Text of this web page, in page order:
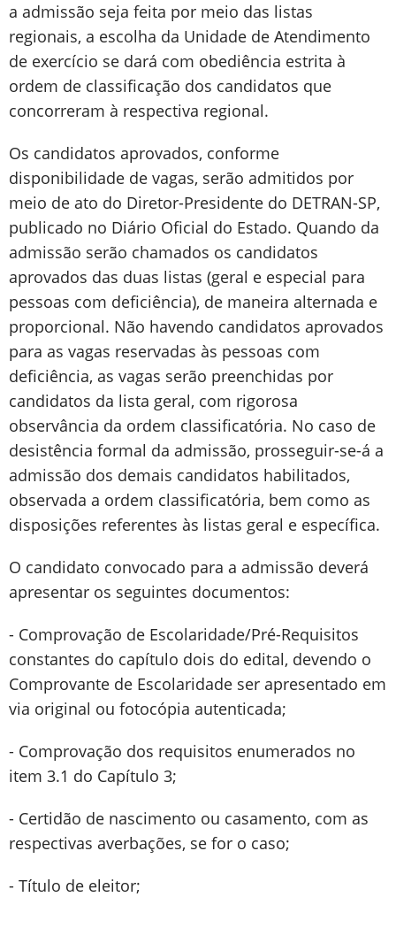
a admissão seja feita por meio das listas
regionais, a escolha da Unidade de Atendimento
de exercício se dará com obediência estrita à
ordem de classificação dos candidatos que
concorreram à respectiva regional.
Os candidatos aprovados, conforme
disponibilidade de vagas, serão admitidos por
meio de ato do Diretor-Presidente do DETRAN-SP,
publicado no Diário Oficial do Estado. Quando da
admissão serão chamados os candidatos
aprovados das duas listas (geral e especial para
pessoas com deficiência), de maneira alternada e
proporcional. Não havendo candidatos aprovados
para as vagas reservadas às pessoas com
deficiência, as vagas serão preenchidas por
candidatos da lista geral, com rigorosa
observância da ordem classificatória. No caso de
desistência formal da admissão, prosseguir-se-á a
admissão dos demais candidatos habilitados,
observada a ordem classificatória, bem como as
disposições referentes às listas geral e específica.
O candidato convocado para a admissão deverá
apresentar os seguintes documentos:
- Comprovação de Escolaridade/Pré-Requisitos
constantes do capítulo dois do edital, devendo o
Comprovante de Escolaridade ser apresentado em
via original ou fotocópia autenticada;
- Comprovação dos requisitos enumerados no
item 3.1 do Capítulo 3;
- Certidão de nascimento ou casamento, com as
respectivas averbações, se for o caso;
- Título de eleitor;